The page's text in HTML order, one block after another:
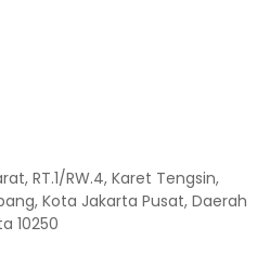
RT.1/RW.4, Karet Tengsin,
Kota Jakarta Pusat, Daerah
10250